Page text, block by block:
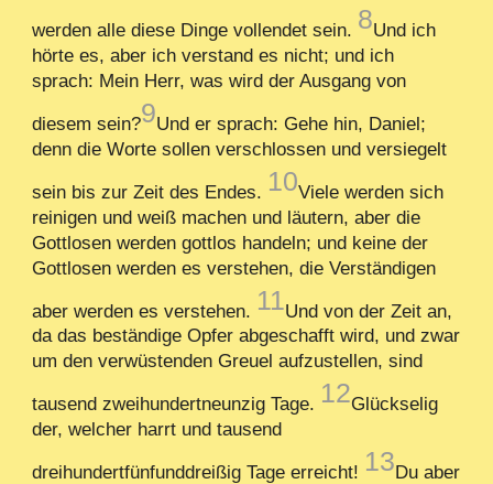
werden alle diese Dinge vollendet sein. 8Und ich
hörte es, aber ich verstand es nicht; und ich
sprach: Mein Herr, was wird der Ausgang von
diesem sein?9Und er sprach: Gehe hin, Daniel;
denn die Worte sollen verschlossen und versiegelt
sein bis zur Zeit des Endes. 10Viele werden sich
reinigen und weiß machen und läutern, aber die
Gottlosen werden gottlos handeln; und keine der
Gottlosen werden es verstehen, die Verständigen
aber werden es verstehen. 11Und von der Zeit an,
da das beständige Opfer abgeschafft wird, und zwar
um den verwüstenden Greuel aufzustellen, sind
tausend zweihundertneunzig Tage. 12Glückselig
der, welcher harrt und tausend
dreihundertfünfunddreißig Tage erreicht! 13Du aber